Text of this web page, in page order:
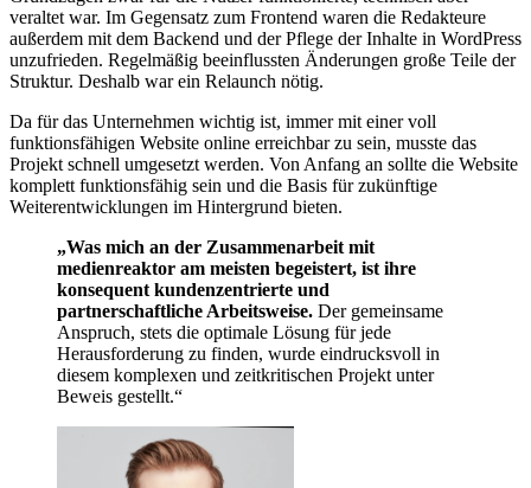
veraltet war. Im Gegensatz zum Frontend waren die Redakteure
außerdem mit dem Backend und der Pflege der Inhalte in WordPress
unzufrieden. Regelmäßig beeinflussten Änderungen große Teile der
Struktur. Deshalb war ein Relaunch nötig.
Da für das Unternehmen wichtig ist, immer mit einer voll
funktionsfähigen Website online erreichbar zu sein, musste das
Projekt schnell umgesetzt werden. Von Anfang an sollte die Website
komplett funktionsfähig sein und die Basis für zukünftige
Weiterentwicklungen im Hintergrund bieten.
„Was mich an der Zusammenarbeit mit
medienreaktor am meisten begeistert, ist ihre
konsequent kundenzentrierte und
partnerschaftliche Arbeitsweise. Der gemeinsame
Anspruch, stets die optimale Lösung für jede
Herausforderung zu finden, wurde eindrucksvoll in
diesem komplexen und zeitkritischen Projekt unter
Beweis gestellt.“